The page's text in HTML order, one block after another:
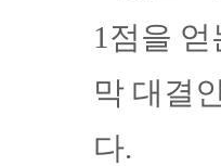
1점을
막 대결
다.